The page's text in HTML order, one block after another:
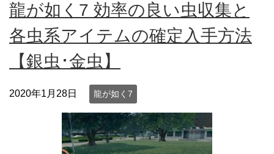
龍が如く7 効率の良い虫収集と
各虫系アイテムの確定入手方法
【銀虫･金虫】
2020年1月28日 龍が如く7